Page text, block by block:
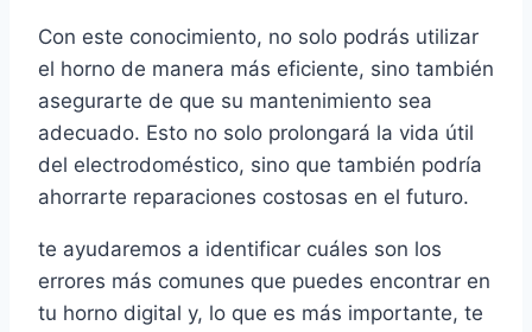
Con este conocimiento, no solo podrás utilizar
el horno de manera más eficiente, sino también
asegurarte de que su mantenimiento sea
adecuado. Esto no solo prolongará la vida útil
del electrodoméstico, sino que también podría
ahorrarte reparaciones costosas en el futuro.
te ayudaremos a identificar cuáles son los
errores más comunes que puedes encontrar en
tu horno digital y, lo que es más importante, te